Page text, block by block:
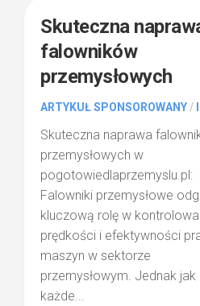
Skuteczna
falowników
przemysłowych
ARTYKUŁ SPONSOROWANY /
Skuteczna naprawa
przemysłowych w
pogotowiedlaprzemyslu.pl:
Falowniki przemysłowe
kluczową rolę w
prędkości i efektywności
maszyn w sektorze
przemysłowym. Jednak jak
każde...